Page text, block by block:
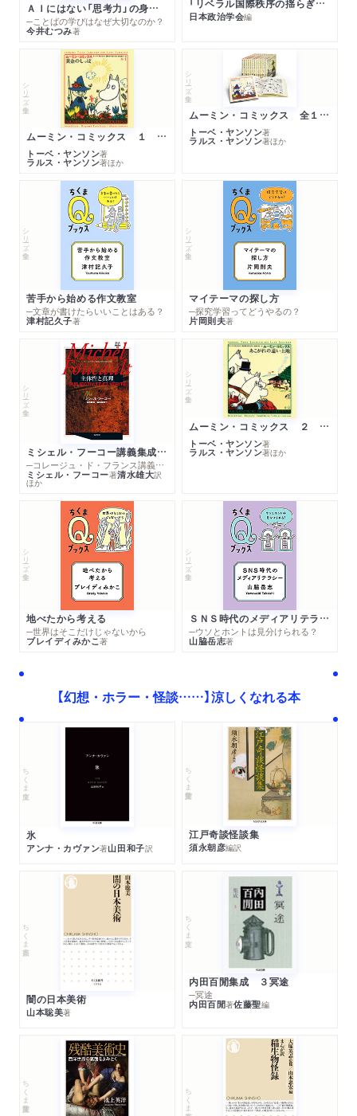
ＡＩにはない「思考力」の身につけ方
─ことばの学びはなぜ大切なのか？
今井むつみ著
「リベラル国際秩序の揺らぎ」再考 年報政治学２０２６‐Ⅰ
日本政治学会編
シリーズ・全集
ムーミン・コミックス １ 黄金のしっぽ
トーベ・ヤンソン著
ラルス・ヤンソン著ほか
シリーズ・全集
ムーミン・コミックス 全１４巻セット
トーベ・ヤンソン著
ラルス・ヤンソン著ほか
シリーズ・全集
苦手から始める作文教室
─文章が書けたらいいことはある？
津村記久子著
シリーズ・全集
マイテーマの探し方
─探究学習ってどうやるの？
片岡則夫著
シリーズ・全集
ミシェル・フーコー講義集成１０ 主体性と真理
─コレージュ・ド・フランス講義１９８０－１９８１年度
ミシェル・フーコー著清水雄大訳
ほか
シリーズ・全集
ムーミン・コミックス ２ あこがれの遠い土地
トーベ・ヤンソン著
ラルス・ヤンソン著ほか
シリーズ・全集
地べたから考える
─世界はそこだけじゃないから
ブレイディみかこ著
シリーズ・全集
ＳＮＳ時代のメディアリテラシー
─ウソとホントは見分けられる？
山脇岳志著
【幻想・ホラー・怪談……】涼しくなれる本
ちくま文庫
氷
アンナ・カヴァン著山田和子訳
ちくま学芸文庫
江戸奇談怪談集
須永朝彦編訳
ちくま新書
闇の日本美術
山本聡美著
ちくま文庫
内田百閒集成 ３冥途
─冥途
内田百閒著佐藤聖編
ちくま学芸文庫 ちくま新書